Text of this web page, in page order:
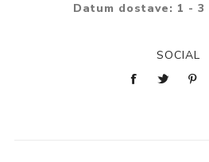
Datum dostave: 1 -
SOCIAL